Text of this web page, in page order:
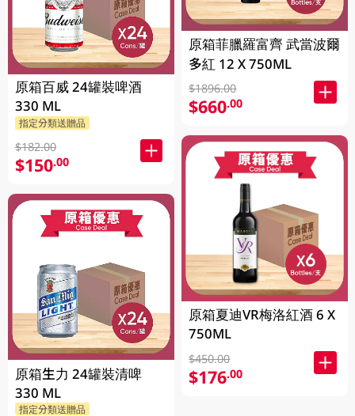
原箱百威 24罐裝啤酒
330 ML
指定分類送贈品
$182.00
$150.00
原箱生力 24罐裝清啤
330 ML
指定分類送贈品
原箱菲臘羅富齊 武當波爾
多紅 12 X 750ML
$1896.00
$660.00
原箱夏迪VR梅洛紅酒 6 X
750ML
$450.00
$176.00